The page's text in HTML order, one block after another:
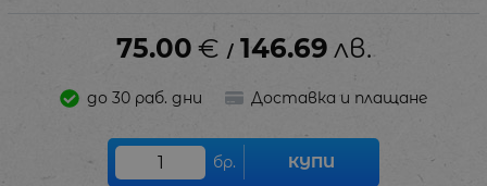
75.00 € / 146.69 лв.
до 30 раб. дни Доставка и плащане
бр. КУПИ